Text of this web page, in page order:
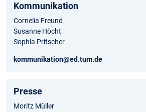
Kommunikation
Cornelia Freund
Susanne Höcht
Sophia Pritscher
kommunikation@ed.tum.de
Presse
Moritz Müller